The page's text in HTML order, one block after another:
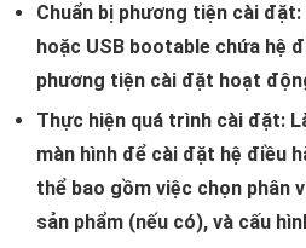
Chuẩn bị phương tiện cài đặt:
hoặc USB bootable chứa hệ
phương tiện cài đặt hoạt
Thực hiện quá trình cài đặt:
màn hình để cài đặt hệ điều
thể bao gồm việc chọn phân
sản phẩm (nếu có), và cấu